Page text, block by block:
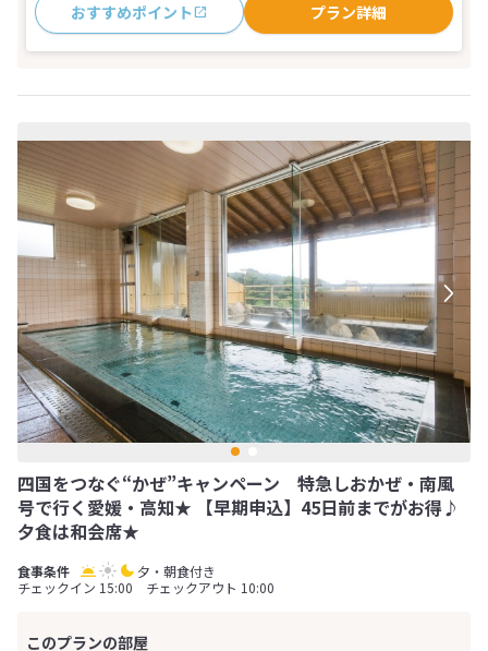
おすすめポイント プラン詳細
四国をつなぐ“かぜ”キャンペーン 特急しおかぜ・南風
号で行く愛媛・高知★ 【早期申込】45日前までがお得♪
夕食は和会席★
夕・朝食付き
チェックイン 15:00 チェックアウト 10:00